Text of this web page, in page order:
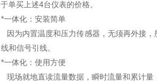
于单买上述4台仪表的价格。
*一体化：安装简单
因为内置温度和压力传感器，无须再外接
线和信号引线。
*一体化：使用方便
现场就地直读流量数据，瞬时流量和累计量